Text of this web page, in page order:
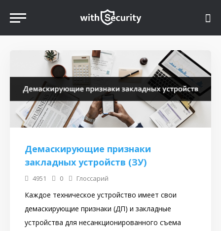
Демаскирующие признаки
закладных устройств (ЗУ)
4951 0 Глоссарий
Каждое техническое устройство имеет свои
демаскирующие признаки (ДП) и закладные
устройства для несанкционированного съема